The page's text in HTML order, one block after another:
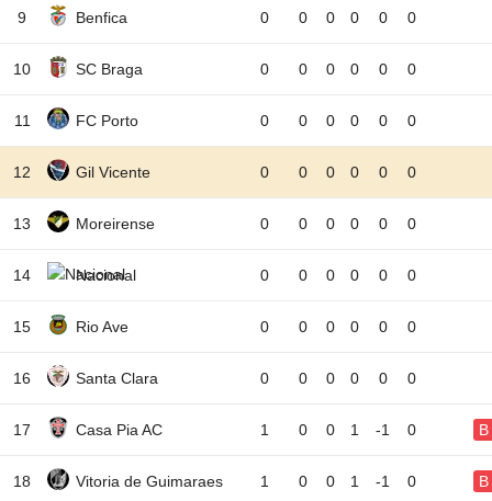
9 Benfica 0 0 0 0 0 0
10 SC Braga 0 0 0 0 0 0
11 FC Porto 0 0 0 0 0 0
12 Gil Vicente 0 0 0 0 0 0
13 Moreirense 0 0 0 0 0 0
14 Nacional 0 0 0 0 0 0
15 Rio Ave 0 0 0 0 0 0
16 Santa Clara 0 0 0 0 0 0
17 Casa Pia AC 1 0 0 1 -1 0 B
18 Vitoria de Guimaraes 1 0 0 1 -1 0 B